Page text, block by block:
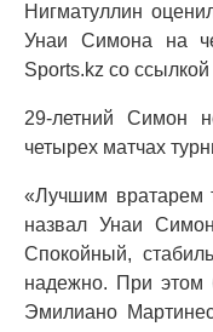
Нигматуллин
Унаи Симона на
Sports.kz со
29-летний Симон
четырех матчах
«Лучшим вратарем
назвал Унаи
Спокойный,
надежно. При этом
Эмилиано